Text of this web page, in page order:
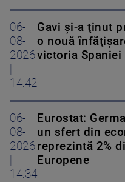
06-
08-
2026
14:42
Gavi şi-a ţinut
o nouă
victoria Spaniei
06-
08-
2026
14:34
Eurostat:
un sfert din
reprezintă 2%
Europene